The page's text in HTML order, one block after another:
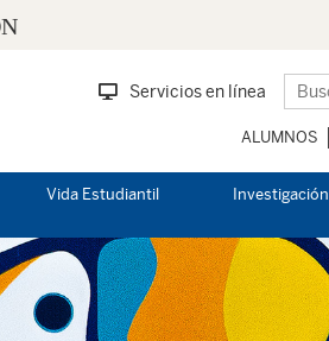
Servicios en línea
ALUMNOS
Vida Estudiantil Investigación